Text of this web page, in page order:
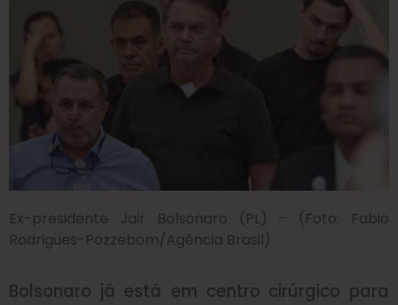
Ex-presidente Jair Bolsonaro (PL) – (Foto: Fabio
Rodrigues-Pozzebom/Agência Brasil)
Bolsonaro já está em centro cirúrgico para